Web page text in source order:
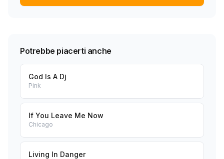
Potrebbe piacerti anche
God Is A Dj
Pink
If You Leave Me Now
Chicago
Living In Danger